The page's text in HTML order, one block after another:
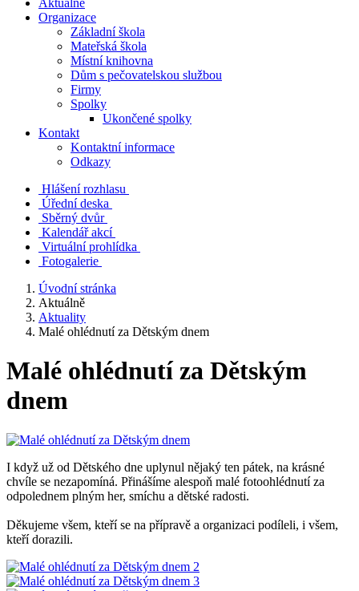
Aktuálně
Organizace
Základní škola
Mateřská škola
Místní knihovna
Dům s pečovatelskou službou
Firmy
Spolky
Ukončené spolky
Kontakt
Kontaktní informace
Odkazy
Hlášení rozhlasu
Úřední deska
Sběrný dvůr
Kalendář akcí
Virtuální prohlídka
Fotogalerie
Úvodní stránka
Aktuálně
Aktuality
Malé ohlédnutí za Dětským dnem
Malé ohlédnutí za Dětským
dnem
I když už od Dětského dne uplynul nějaký ten pátek, na krásné
chvíle se nezapomíná. Přinášíme alespoň malé fotoohlédnutí za
odpolednem plným her, smíchu a dětské radosti.
Děkujeme všem, kteří se na přípravě a organizaci podíleli, i všem,
kteří dorazili.